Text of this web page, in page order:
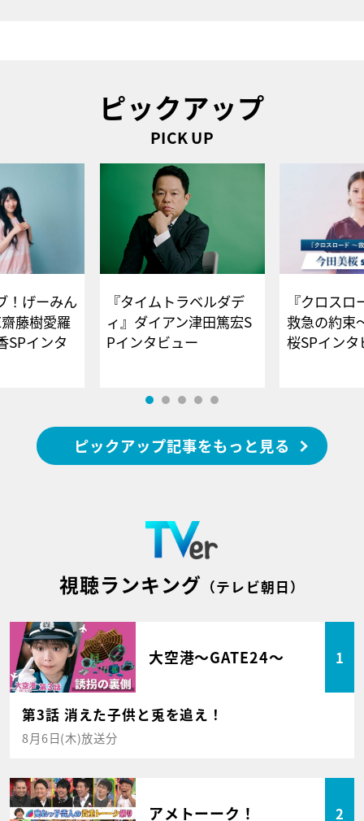
ピックアップ
PICK UP
！げーみん
藤樹愛羅
SPインタ
『タイムトラベルダデ
ィ』ダイアン津田篤宏S
Pインタビュー
『クロス
救急の約束
桜SPイ
ピックアップ記事をもっと見る
視聴ランキング （テレビ朝日）
大空港～GATE24～ 1
第3話 消えた子供と兎を追え！
8月6日(木)放送分
アメトーーク！ 2